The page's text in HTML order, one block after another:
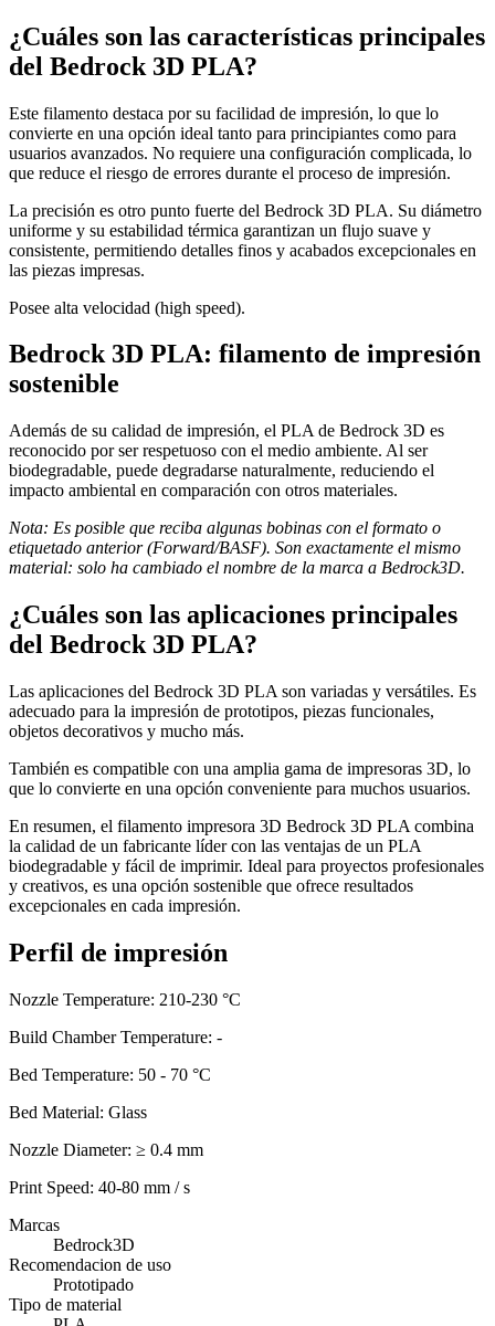
¿Cuáles son las características principales
del Bedrock 3D PLA?
Este filamento destaca por su facilidad de impresión, lo que lo
convierte en una opción ideal tanto para principiantes como para
usuarios avanzados. No requiere una configuración complicada, lo
que reduce el riesgo de errores durante el proceso de impresión.
La precisión es otro punto fuerte del Bedrock 3D PLA. Su diámetro
uniforme y su estabilidad térmica garantizan un flujo suave y
consistente, permitiendo detalles finos y acabados excepcionales en
las piezas impresas.
Posee alta velocidad (high speed).
Bedrock 3D PLA: filamento de impresión
sostenible
Además de su calidad de impresión, el PLA de Bedrock 3D es
reconocido por ser respetuoso con el medio ambiente. Al ser
biodegradable, puede degradarse naturalmente, reduciendo el
impacto ambiental en comparación con otros materiales.
Nota: Es posible que reciba algunas bobinas con el formato o
etiquetado anterior (Forward/BASF). Son exactamente el mismo
material: solo ha cambiado el nombre de la marca a Bedrock3D.
¿Cuáles son las aplicaciones principales
del Bedrock 3D PLA?
Las aplicaciones del Bedrock 3D PLA son variadas y versátiles. Es
adecuado para la impresión de prototipos, piezas funcionales,
objetos decorativos y mucho más.
También es compatible con una amplia gama de impresoras 3D, lo
que lo convierte en una opción conveniente para muchos usuarios.
En resumen, el filamento impresora 3D Bedrock 3D PLA combina
la calidad de un fabricante líder con las ventajas de un PLA
biodegradable y fácil de imprimir. Ideal para proyectos profesionales
y creativos, es una opción sostenible que ofrece resultados
excepcionales en cada impresión.
Perfil de impresión
Nozzle Temperature: 210-230 °C
Build Chamber Temperature: -
Bed Temperature: 50 - 70 °C
Bed Material: Glass
Nozzle Diameter: ≥ 0.4 mm
Print Speed: 40-80 mm / s
Marcas
Bedrock3D
Recomendacion de uso
Prototipado
Tipo de material